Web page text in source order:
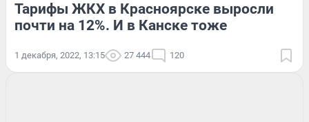
Тарифы ЖКХ в Красноярске выросли
почти на 12%. И в Канске тоже
1 декабря, 2022, 13:15 27 444 120